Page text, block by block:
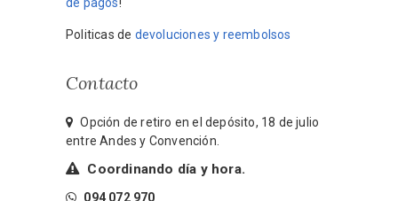
Politicas de devoluciones y reembolsos
Contacto
Opción de retiro en el depósito, 18 de julio
entre Andes y Convención.
Coordinando día y hora.
094 072 970